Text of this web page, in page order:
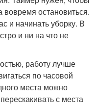
вовремя остановиться.
и начинать уборку. В
и ни на что не
работу лучше
по часовой
места можно
с места